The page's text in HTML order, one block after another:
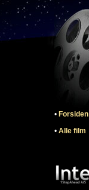
• Forsiden
• Alle film